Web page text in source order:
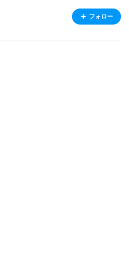
フォロー